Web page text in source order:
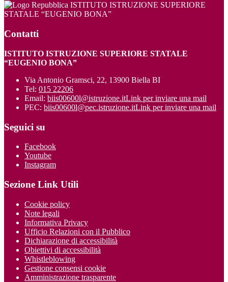
ISTITUTO ISTRUZIONE SUPERIORE
STATALE “EUGENIO BONA”
Contatti
ISTITUTO ISTRUZIONE SUPERIORE STATALE
“EUGENIO BONA”
Via Antonio Gramsci, 22, 13900 Biella BI
Tel: 015 22206
Email: biis00600l@istruzione.itLink per inviare una mail
PEC: biis00600l@pec.istruzione.itLink per inviare una mail
Seguici su
Facebook
Youtube
Instagram
Sezione Link Utili
Cookie policy
Note legali
Informativa Privacy
Ufficio Relazioni con il Pubblico
Dichiarazione di accessibilità
Obiettivi di accessibilità
Whistleblowing
Gestione consensi cookie
Amministrazione trasparente